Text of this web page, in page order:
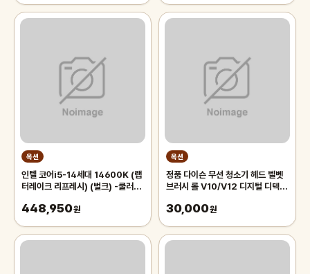
옥션
인텔 코어i5-14세대 14600K (랩
터레이크 리프레시) (벌크) -쿨러
448,950원
옥션
정품 다이슨 무선 청소기 헤드 벨벳
브러시 롤 V10/V12 디지털 디텍트
30,000원